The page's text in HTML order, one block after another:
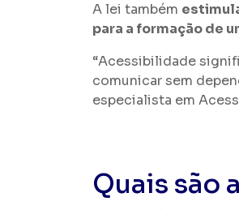
A lei também
para a formação de
“Acessibilidade
comunicar sem
especialista em
Quais são